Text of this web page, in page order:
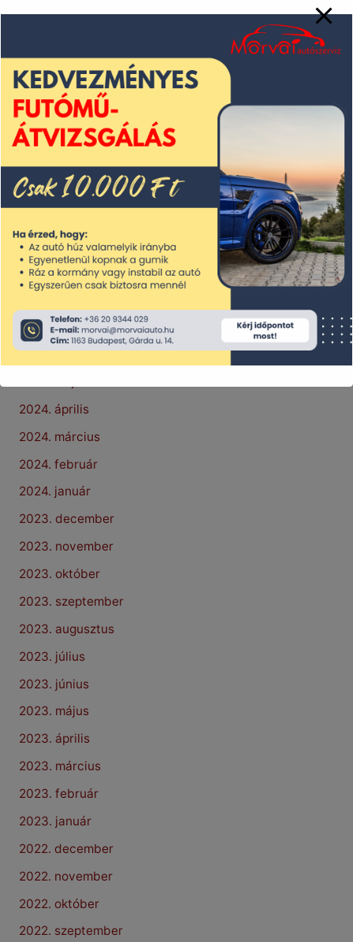
2025. április
2025. március
2025. február
2024. december
2024. október
2024. szeptember
2024. július
2024. június
2024. április
2024. március
2024. február
2024. január
2023. december
2023. november
2023. október
2023. szeptember
2023. augusztus
2023. július
2023. június
2023. május
2023. április
2023. március
2023. február
2023. január
2022. december
2022. november
2022. október
2022. szeptember